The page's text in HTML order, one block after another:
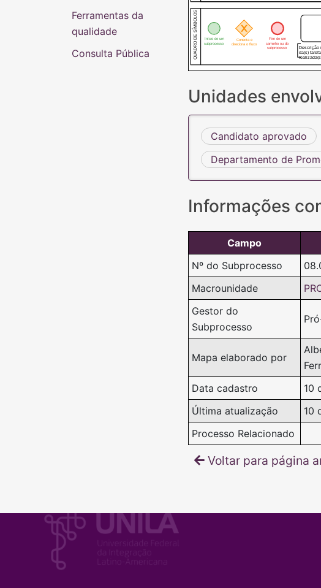
QUADRO DE SÍMBOLOS Início de um
subprocesso
Conecta e
direciona o fluxo
Fim de um
caminho ou do
subprocesso Descrição
da(s)
Unidades
Candidato aprovado
Departamento de
Informações
Campo
Nº do Subprocesso
Macrounidade
Gestor do
Subprocesso
Mapa elaborado por
Data cadastro
10
Última atualização
10
Processo Relacionado
Voltar para página
Ferramentas da
qualidade
Consulta Pública